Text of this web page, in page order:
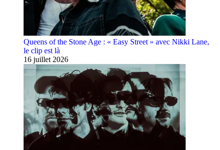
Queens of the Stone Age : « Easy Street » avec Nikki Lane,
le clip est là
16 juillet 2026